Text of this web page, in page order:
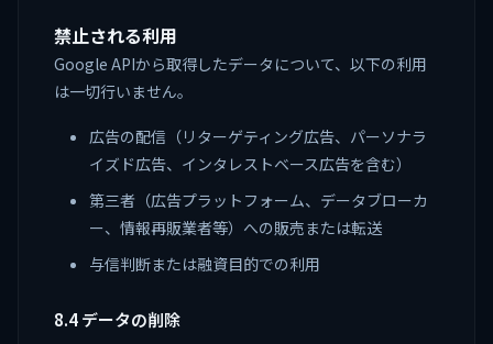
禁止される利用
Google APIから取得したデータについて、以下の利用
は一切行いません。
広告の配信（リターゲティング広告、パーソナラ
イズド広告、インタレストベース広告を含む）
第三者（広告プラットフォーム、データブローカ
ー、情報再販業者等）への販売または転送
与信判断または融資目的での利用
8.4 データの削除